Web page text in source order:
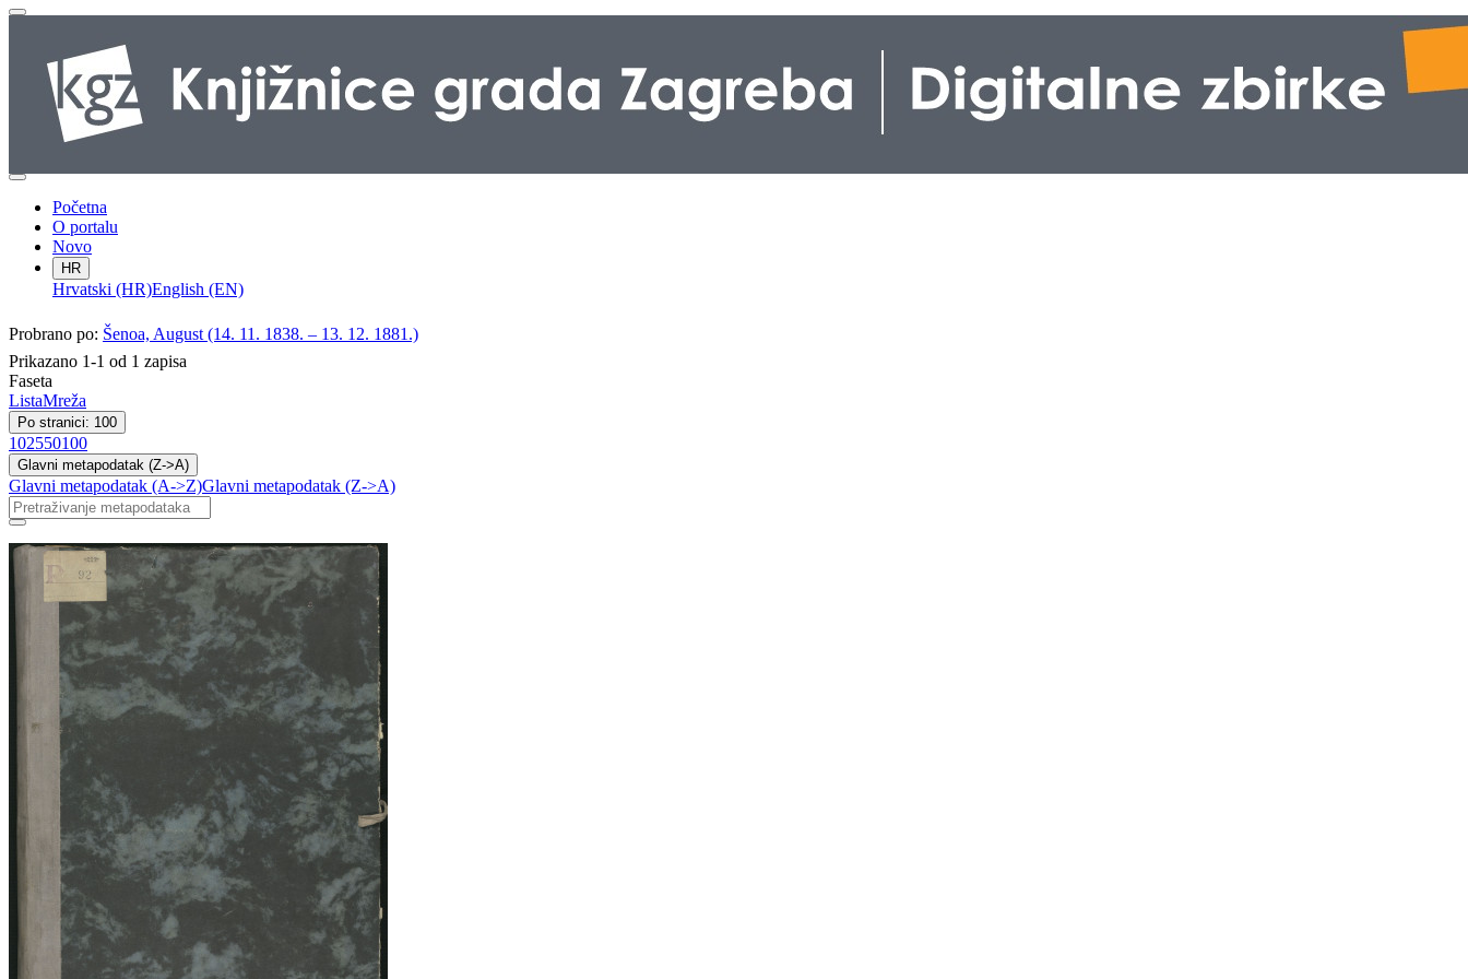
Početna
O portalu
Novo
HR
Hrvatski (HR)English (EN)
Probrano po: Šenoa, August (14. 11. 1838. – 13. 12. 1881.)
Prikazano 1-1 od 1 zapisa
Faseta
ListaMreža
Po stranici: 100
102550100
Glavni metapodatak (Z->A)
Glavni metapodatak (A->Z)Glavni metapodatak (Z->A)